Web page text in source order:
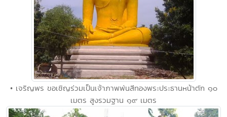
• เจริญพร ขอเชิญร่วมเป็นเจ้าภาพพ่นสีทองพระประธานหน้าตัก ๑๐
เมตร สูงรวมฐาน ๑๙ เมตร